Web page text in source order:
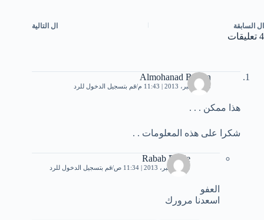
ال السابقة ال التالية
4 تعليقات
Almohanad Reslan
25 ديسمبر، 2013 | 11:43 م قم بتسجيل الدخول للرد
هذا ممكن . . .
شكرا على هذه المعلومات . .
Rabab Rabie
30 ديسمبر، 2013 | 11:34 ص قم بتسجيل الدخول للرد
العفو
اسعدنا مرورك